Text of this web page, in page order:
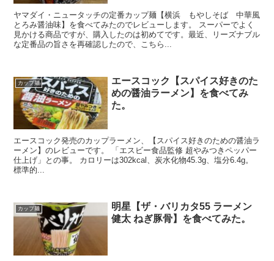
ヤマダイ・ニュータッチの定番カップ麺【横浜 もやしそば 中華風
とろみ醤油味】を食べてみたのでレビューします。 スーパーでよく
見かける商品ですが、購入したのは初めてです。最近、リーズナブル
な定番品の旨さを再確認したので、こちら...
カップ麺
エースコック【スパイス好きのた
めの醤油ラーメン】を食べてみ
た。
エースコック発売のカップラーメン、【スパイス好きのための醤油ラ
ーメン】のレビューです。 「エスビー食品監修 超やみつきペッパー
仕上げ」との事。 カロリーは302kcal、炭水化物45.3g、塩分6.4g。
標準的...
カップ麺
明星【ザ・バリカタ55 ラーメン
健太 ねぎ豚骨】を食べてみた。